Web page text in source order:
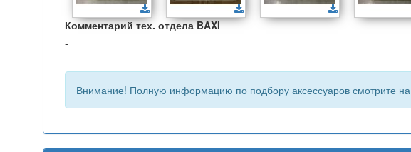
Комментарий тех. отдела BAXI
-
Внимание! Полную информацию по подбору аксессуаров смотрите на